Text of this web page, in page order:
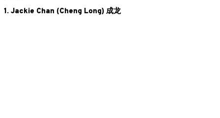
1. Jackie Chan (Cheng Long) 成龙